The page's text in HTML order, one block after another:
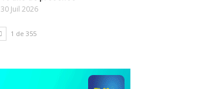
30 Juil 2026
1 de 355